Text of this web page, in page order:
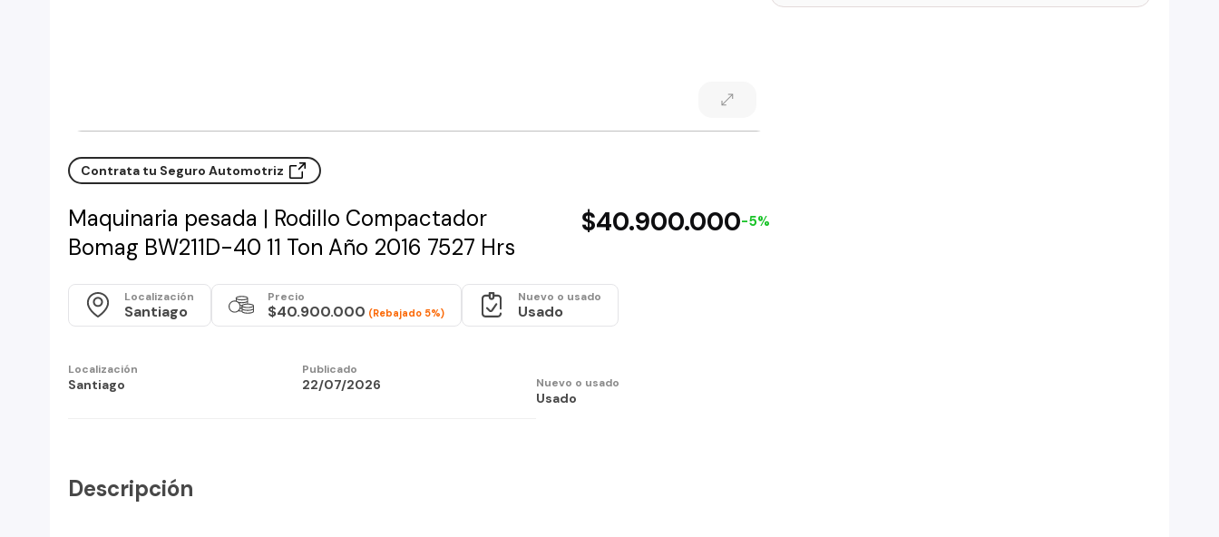
Contrata tu Seguro Automotriz
Maquinaria pesada | Rodillo Compactador
Bomag BW211D-40 11 Ton Año 2016 7527 Hrs
$40.900.000-5%
Localización
Santiago
Precio
$40.900.000 (Rebajado 5%)
Nuevo o usado
Usado
Localización
Santiago
Publicado
22/07/2026 Nuevo o usado
Usado
Descripción